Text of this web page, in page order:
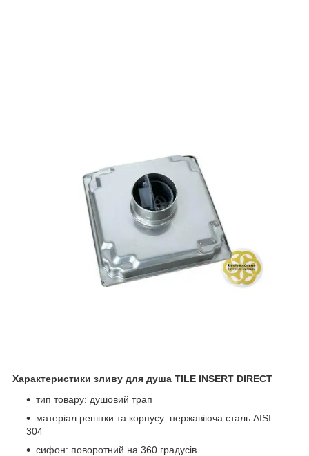
Характеристики зливу для душа TILE INSERT DIRECT
тип товару: душовий трап
матеріал решітки та корпусу: нержавіюча сталь AISI
304
сифон: поворотний на 360 градусів